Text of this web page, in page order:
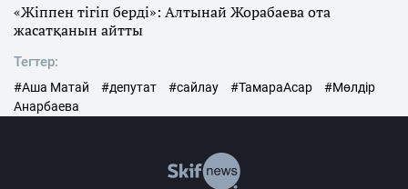
«Жіппен тігіп берді»: Алтынай Жорабаева ота
жасатқанын айтты
Тегтер:
#Аша Матай #депутат #сайлау #ТамараАсар
#Мөлдір
Анарбаева